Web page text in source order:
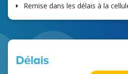
Remise dans les délais à la
Délais